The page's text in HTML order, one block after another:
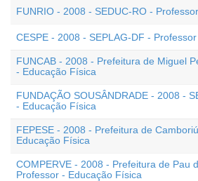
FUNRIO - 2008 - SEDUC-RO -
CESPE - 2008 - SEPLAG-DF -
FUNCAB - 2008 - Prefeitura de Miguel
- Educação Física
FUNDAÇÃO SOUSÂNDRADE - 2008 -
- Educação Física
FEPESE - 2008 - Prefeitura de
Educação Física
COMPERVE - 2008 - Prefeitura de Pau
Professor - Educação Física